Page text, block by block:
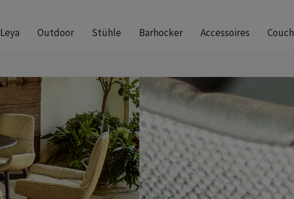
Leya Outdoor Stühle Barhocker Accessoires Couch